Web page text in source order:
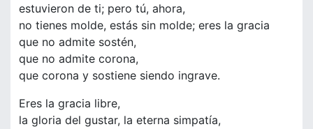
estuvieron de ti; pero tú, ahora,
no tienes molde, estás sin molde; eres la gracia
que no admite sostén,
que no admite corona,
que corona y sostiene siendo ingrave.
Eres la gracia libre,
la gloria del gustar, la eterna simpatía,